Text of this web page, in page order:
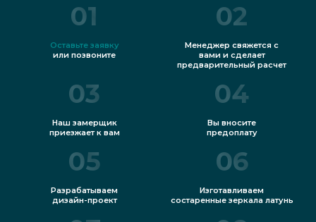
01
Оставьте заявку
или позвоните
02
Менеджер свяжется с
вами и сделает
предварительный расчет
03
Наш замерщик
приезжает к вам
04
Вы вносите
предоплату
05
Разрабатываем
дизайн-проект
06
Изготавливаем
состаренные зеркала латунь